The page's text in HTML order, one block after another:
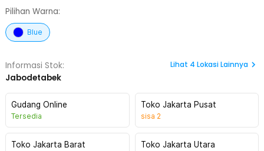
Pilihan Warna:
Blue
Informasi Stok:
Jabodetabek
Lihat 4 Lokasi Lainnya
Gudang Online
Tersedia
Toko Jakarta Pusat
sisa 2
Toko Jakarta Barat Toko Jakarta Utara